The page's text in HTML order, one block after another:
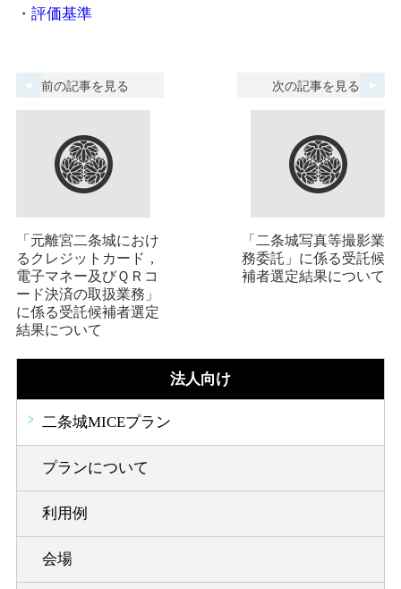
・ 評価基準
前の記事を見る
「元離宮二条城におけ
るクレジットカード，
電子マネー及びＱＲコ
ード決済の取扱業務」
に係る受託候補者選定
結果について
次の記事を見る
「二条城写真等撮影業
務委託」に係る受託候
補者選定結果について
法人向け
二条城MICEプラン
プランについて
利用例
会場